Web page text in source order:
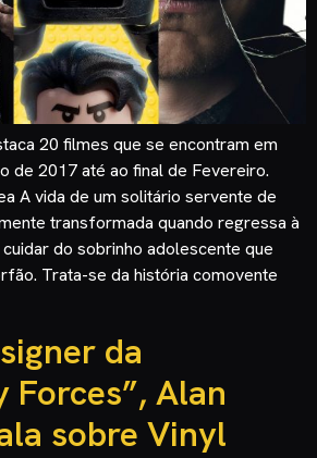
20 filmes que se encontram em
de 2017 até ao final de Fevereiro.
A vida de um solitário servente de
transformada quando regressa à
do sobrinho adolescente que
Trata-se da história comovente
da
Forces”, Alan
sobre Vinyl